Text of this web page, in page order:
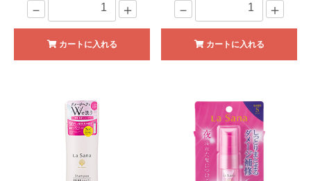
－ ＋
カートに入れる
－ ＋
カートに入れる